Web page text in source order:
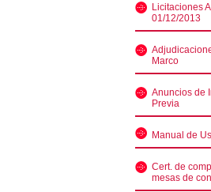
Licitaciones
01/12/2013
Marco
Anuncios de
Previa
Manual de
Cert. de
mesas de